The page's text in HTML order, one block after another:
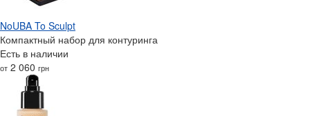
NoUBA To Sculpt
Компактный набор для контуринга
Есть в наличии
от 2 060 грн